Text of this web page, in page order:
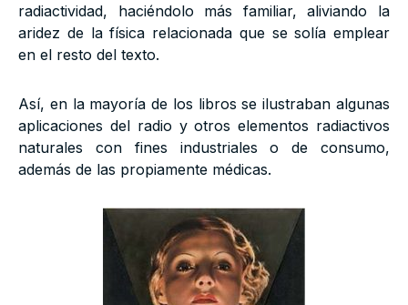
radiactividad, haciéndolo más familiar, aliviando la
aridez de la física relacionada que se solía emplear
en el resto del texto.
Así, en la mayoría de los libros se ilustraban algunas
aplicaciones del radio y otros elementos radiactivos
naturales con fines industriales o de consumo,
además de las propiamente médicas.